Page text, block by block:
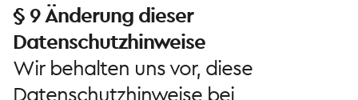
§ 9 Änderung dieser
Datenschutzhinweise
Wir behalten uns vor, diese